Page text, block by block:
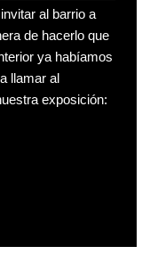
al barrio a
de hacerlo que
ya habíamos
llamar al
exposición: